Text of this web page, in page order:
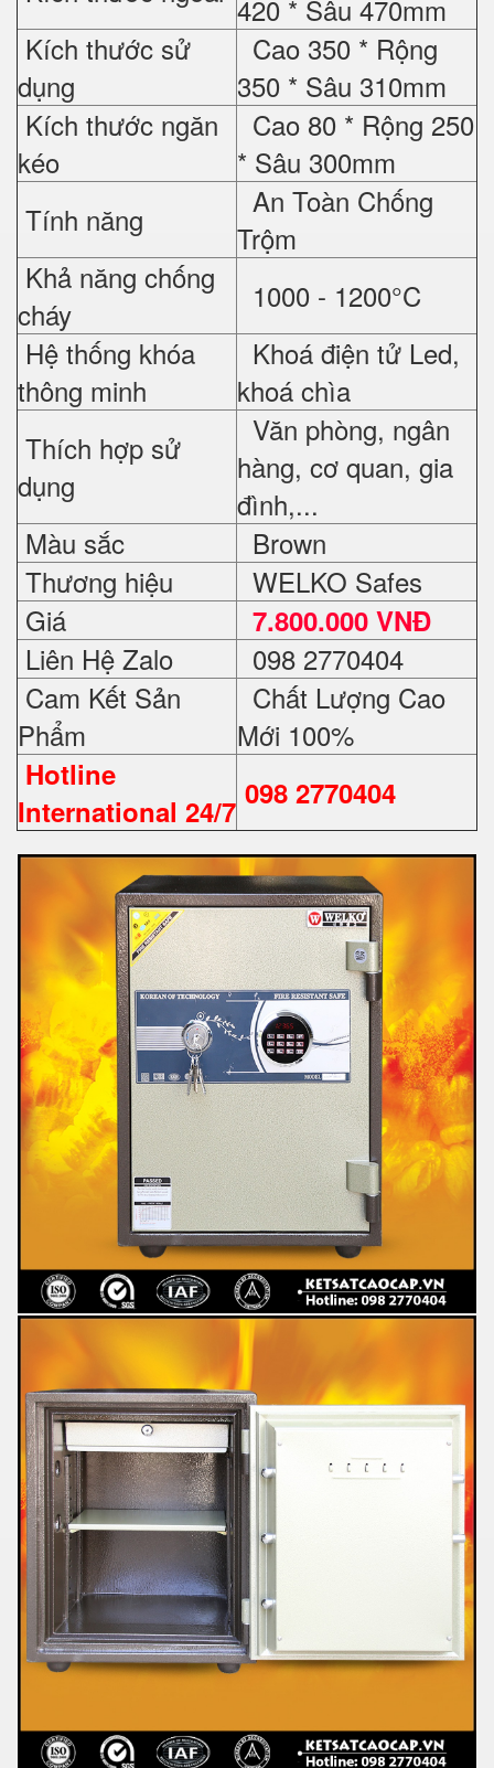
420 * Sâu 470mm
Kích thước sử
dụng
Cao 350 * Rộng
350 * Sâu 310mm
Kích thước ngăn
kéo
Cao 80 * Rộng 250
* Sâu 300mm
Tính năng
An Toàn Chống
Trộm
Khả năng chống
cháy
1000 - 1200°C
Hệ thống khóa
thông minh
Khoá điện tử Led,
khoá chìa
Thích hợp sử
dụng
Văn phòng, ngân
hàng, cơ quan, gia
đình,...
Màu sắc
Brown
Thương hiệu
WELKO Safes
Giá
7.800.000 VNĐ
Liên Hệ Zalo
098 2770404
Cam Kết Sản
Phẩm
Chất Lượng Cao
Mới 100%
Hotline
International 24/7 098 2770404